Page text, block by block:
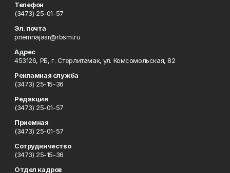
Телефон
(3473) 25-01-57
Эл. почта
priemnajasr@rbsmi.ru
Адрес
453126, РБ, г. Стерлитамак, ул. Комсомольская, 82
Рекламная служба
(3473) 25-15-36
Редакция
(3473) 25-01-57
Приемная
(3473) 25-01-57
Сотрудничество
(3473) 25-15-36
Отдел кадров